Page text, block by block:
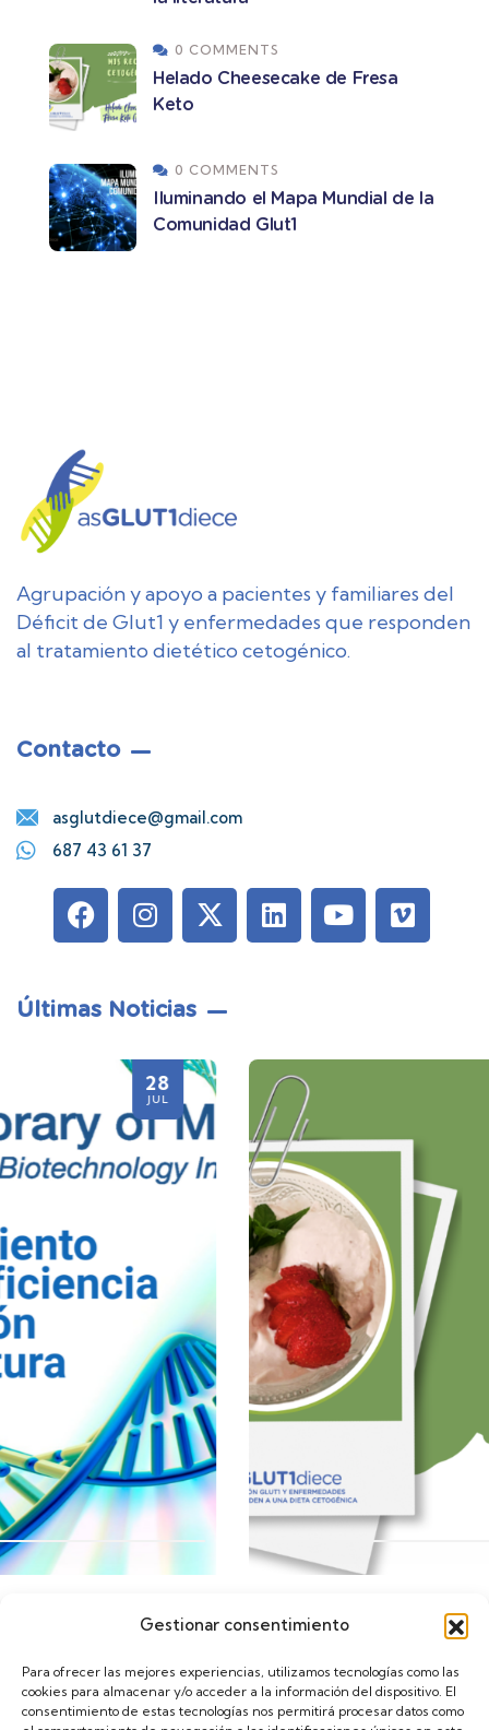
Gestionar consentimiento
Para ofrecer las mejores experiencias, utilizamos tecnologías como las
cookies para almacenar y/o acceder a la información del dispositivo. El
consentimiento de estas tecnologías nos permitirá procesar datos como
0 COMMENTS
Helado Cheesecake de Fresa
Keto
0 COMMENTS
Iluminando el Mapa Mundial de la
Comunidad Glut1
Agrupación y apoyo a pacientes y familiares del
Déficit de Glut1 y enfermedades que responden
al tratamiento dietético cetogénico.
Contacto
asglutdiece@gmail.com
687 43 61 37
Últimas Noticias